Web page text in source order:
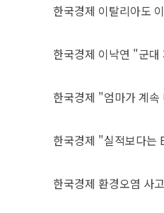
한국경제 이탈리아도
한국경제 이낙연 "군대
한국경제 "엄마가 계
한국경제 "실적보다는
한국경제 환경오염 사